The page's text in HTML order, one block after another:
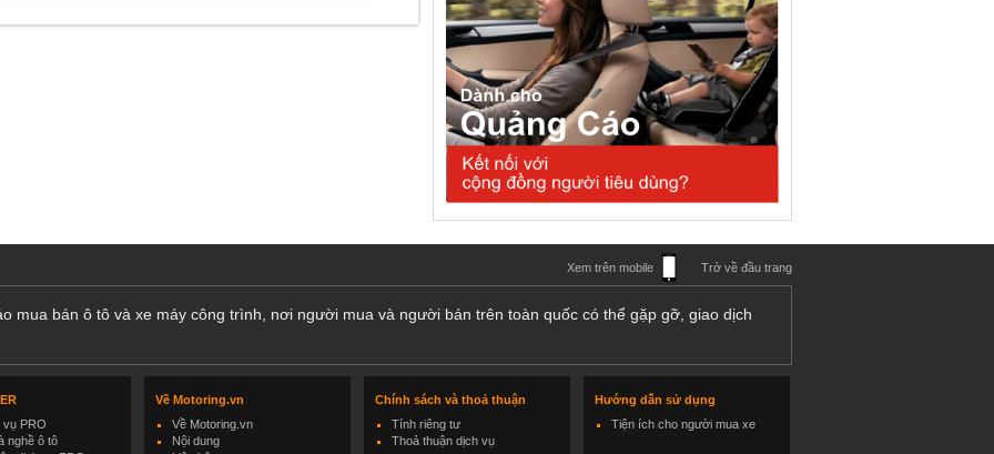
Xem trên mobile Trở về đầu trang
mua bán ô tô và xe máy công trình, nơi người mua và người bán trên toàn quốc có thể gặp gỡ, giao dịch
vụ PRO
nghề ô tô
Về Motoring.vn
Về Motoring.vn
Nội dung
Chính sách và thoả thuận
Tính riêng tư
Thoả thuận dịch vụ
Hướng dẫn sử dụng
Tiện ích cho người mua xe